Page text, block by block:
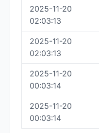
2025-11-20
02:03:13
2025-11-20
02:03:13
2025-11-20
00:03:14
2025-11-20
00:03:14